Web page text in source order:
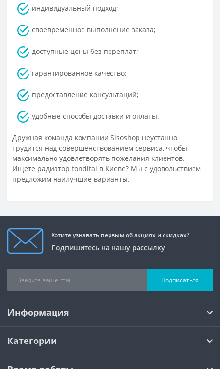
индивидуальный подход;
своевременное выполнение заказа;
доступные цены без переплат;
гарантированное качество;
предоставление консультаций;
удобные способы доставки и оплаты.
Дружная команда компании Sisoshop неустанно
трудится над совершенствованием сервиса, чтобы
максимально удовлетворять пожелания клиентов.
Ищете радиатор fondital в Киеве? Мы с удовольствием
предложим наилучшие варианты.
Хотите узнавать первым об акциях и скидках?
Подпишитесь на нашу рассылку
Подписаться
Информация
Категории